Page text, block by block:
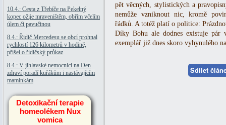
10.4.: Cesta z Třebíče na Pekelný
kopec ožije mraveništěm, obřím včelím
úlem či pavučinou
8.4.: Řidič Mercedesu se obcí prohnal
rychlostí 126 kilometrů v hodině,
přišel o řidičský průkaz
8.4.: V jihlavské nemocnici na Den
zdraví poradí kuřákům i nastávajícím
maminkám
Detoxikační terapie
homeolékem Nux
vomica
pět věcných, stylistických a
nemůže vzniknout nic, kromě
řádků. A totéž platí o politice:
Díky Bohu ale dodnes existuje pár
exemplář již dnes skoro vyhynulého
Sdílet